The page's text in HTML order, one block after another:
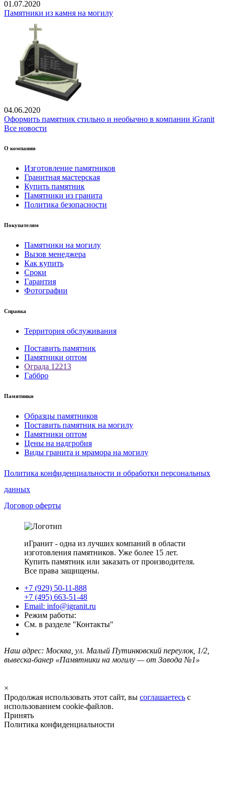
01.07.2020
Памятники из камня на могилу
04.06.2020
Оформить памятник стильно и необычно в компании iGranit
Все новости
О компании
Изготовление памятников
Гранитная мастерская
Купить памятник
Памятники из гранита
Политика безопасности
Покупателям
Памятники на могилу
Вызов менеджера
Как купить
Сроки
Гарантия
Фотографии
Справка
Территория обслуживания
Поставить памятник
Памятники оптом
Ограда 12213
Габбро
Памятники
Образцы памятников
Поставить памятник на могилу
Памятники оптом
Цены на надгробия
Виды гранита и мрамора на могилу
Политика конфиденциальности и обработки персональных
данных
Договор оферты
иГранит - одна из лучших компаний в области
изготовления памятников. Уже более 15 лет.
Купить памятник или заказать от производителя.
Все права защищены.
+7 (929) 50-11-888
+7 (495) 663-51-48
Email: info@igranit.ru
Режим работы:
См. в разделе "Контакты"
Наш адрес: Москва, ул. Малый Путинковский переулок, 1/2,
вывеска-банер «Памятники на могилу — от Завода №1»
×
Продолжая использовать этот сайт, вы соглашаетесь с
использованием cookie-файлов.
Принять
Политика конфиденциальности